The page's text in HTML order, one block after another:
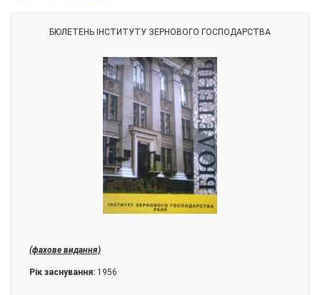
БЮЛЕТЕНЬ ІНСТИТУТУ ЗЕРНОВОГО ГОСПОДАРСТВА
(фахове видання)
Рік заснування: 1956